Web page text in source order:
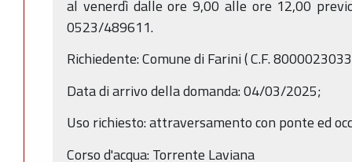
al venerdì dalle ore 9,00 alle ore 12,00
0523/489611.
Richiedente: Comune di Farini ( C.F.
Data di arrivo della domanda: 04/03/2025;
Uso richiesto: attraversamento con ponte ed
Corso d'acqua: Torrente Laviana